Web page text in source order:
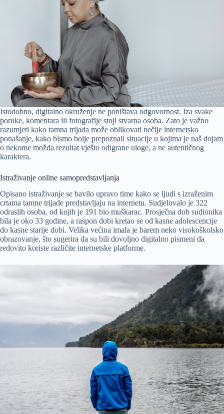
Istodobno, digitalno okruženje ne poništava odgovornost. Iza svake
poruke, komentara ili fotografije stoji stvarna osoba. Zato je važno
razumjeti kako tamna trijada može oblikovati nečije internetsko
ponašanje, kako bismo bolje prepoznali situacije u kojima je naš dojam
o nekome možda rezultat vješto odigrane uloge, a ne autentičnog
karaktera.
Istraživanje online samopredstavljanja
Opisano istraživanje se bavilo upravo time kako se ljudi s izraženim
crtama tamne trijade predstavljaju na internetu. Sudjelovalo je 322
odraslih osoba, od kojih je 191 bio muškarac. Prosječna dob sudionika
bila je oko 33 godine, a raspon dobi kretao se od kasne adolescencije
do kasne starije dobi. Velika većina imala je barem neko visokoškolsko
obrazovanje, što sugerira da su bili dovoljno digitalno pismeni da
redovito koriste različite internetske platforme.